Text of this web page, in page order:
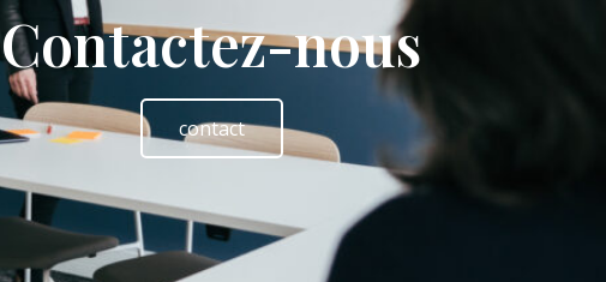
Contactez-nous
contact